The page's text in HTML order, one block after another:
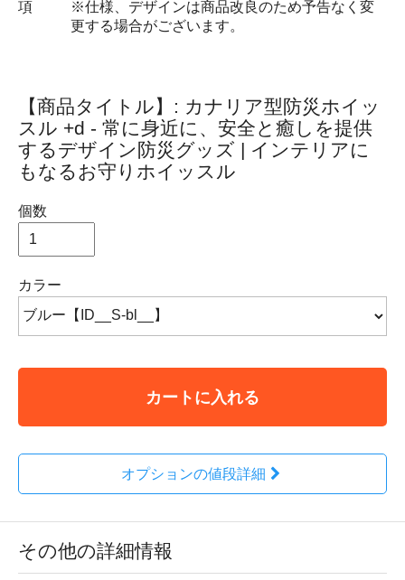
項
※仕様、デザインは商品改良のため予告なく変
更する場合がございます。
【商品タイトル】: カナリア型防災ホイッ
スル +d - 常に身近に、安全と癒しを提供
するデザイン防災グッズ | インテリアに
もなるお守りホイッスル
個数
カラー
カートに入れる
オプションの値段詳細
その他の詳細情報